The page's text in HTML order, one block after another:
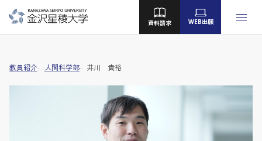
資料請求 WEB出願
教員紹介 人間科学部 井川 貴裕